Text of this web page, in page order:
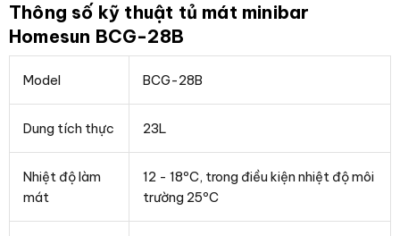
Thông số kỹ thuật tủ mát minibar
Homesun BCG-28B
Model BCG-28B
Dung tích thực 23L
Nhiệt độ làm
mát
12 - 18ºC, trong điều kiện nhiệt độ môi
trường 25ºC